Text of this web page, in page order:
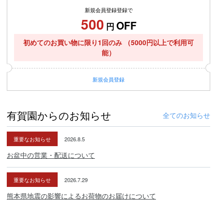
新規会員登録登録で
500 円 OFF
初めてのお買い物に限り1回のみ
（5000円以上で利用可
能）
新規会員登録
有賀園からのお知らせ 全てのお知らせ
重要なお知らせ 2026.8.5
お盆中の営業・配送について
重要なお知らせ 2026.7.29
熊本県地震の影響によるお荷物のお届けについて